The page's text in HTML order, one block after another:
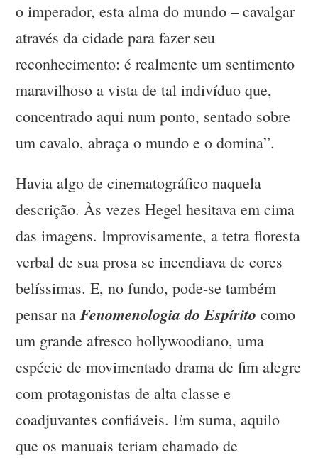
o imperador, esta alma do mundo – cavalgar
através da cidade para fazer seu
reconhecimento: é realmente um sentimento
maravilhoso a vista de tal indivíduo que,
concentrado aqui num ponto, sentado sobre
um cavalo, abraça o mundo e o domina”.
Havia algo de cinematográfico naquela
descrição. Às vezes Hegel hesitava em cima
das imagens. Improvisamente, a tetra floresta
verbal de sua prosa se incendiava de cores
belíssimas. E, no fundo, pode-se também
pensar naFenomenologia do Espírito como
um grande afresco hollywoodiano, uma
espécie de movimentado drama de fim alegre
com protagonistas de alta classe e
coadjuvantes confiáveis. Em suma, aquilo
que os manuais teriam chamado de